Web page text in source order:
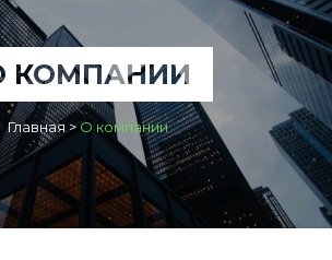
КОМПАНИИ
Главная>О компании